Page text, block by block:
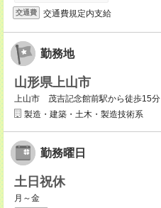
交通費 交通費規定内支給
勤務地
山形県上山市
上山市 茂吉記念館前駅から徒歩15分
製造・建築・土木・製造技術系
勤務曜日
土日祝休
月～金